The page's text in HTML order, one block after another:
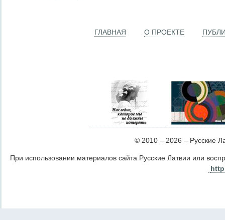
ГЛАВНАЯ О ПРОЕКТЕ
© 2010 – 2026 – Русские
При использовании материалов сайта Русские Латвии или